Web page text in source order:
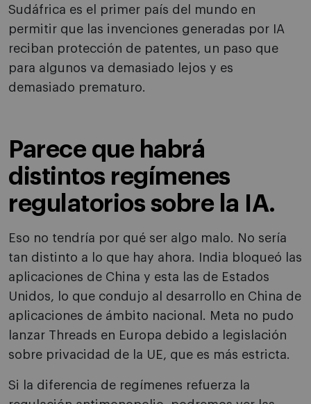
Sudáfrica es el primer país del mundo en
permitir que las invenciones generadas por IA
reciban protección de patentes, un paso que
para algunos va demasiado lejos y es
demasiado prematuro.
Parece que habrá
distintos regímenes
regulatorios sobre la IA.
Eso no tendría por qué ser algo malo. No sería
tan distinto a lo que hay ahora. India bloqueó las
aplicaciones de China y esta las de Estados
Unidos, lo que condujo al desarrollo en China de
aplicaciones de ámbito nacional. Meta no pudo
lanzar Threads en Europa debido a legislación
sobre privacidad de la UE, que es más estricta.
Si la diferencia de regímenes refuerza la